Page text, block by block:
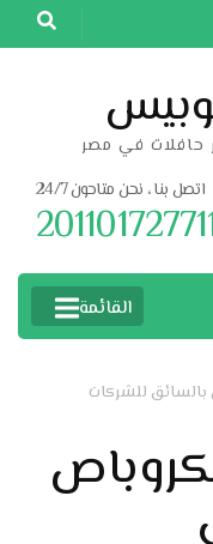
حافلات في مصر
اتصل بنا ، نحن متاحون 24/7
القائمة
للشركات